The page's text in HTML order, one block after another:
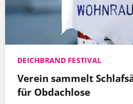
DEICHBRAND FESTIVAL
Verein sammelt
für Obdachlose